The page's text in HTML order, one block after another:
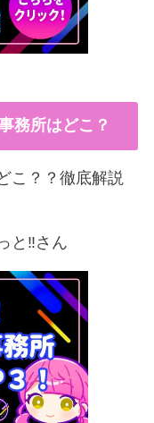
務所はどこ？
こ？？徹底解説
と‼︎さん